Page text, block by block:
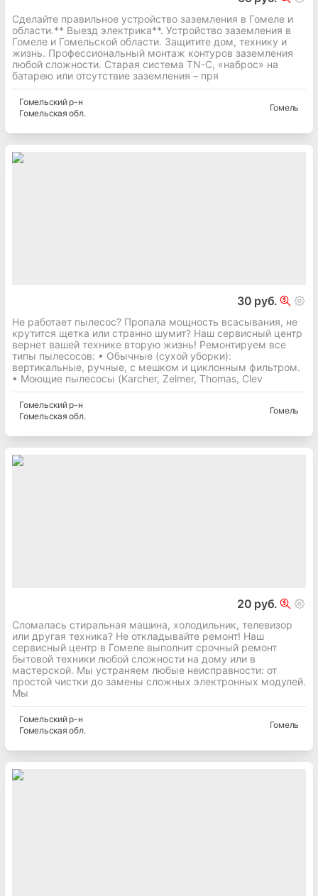
Сделайте правильное устройство заземления в Гомеле и
области.** Выезд электрика**. Устройство заземления в
Гомеле и Гомельской области. Защитите дом, технику и
жизнь. Профессиональный монтаж контуров заземления
любой сложности. Старая система TN-C, «наброс» на
батарею или отсутствие заземления – пря
Гомельскийр-н
Гомельская обл.
Гомель
30 руб.
Не работает пылесос? Пропала мощность всасывания, не
крутится щетка или странно шумит? Наш сервисный центр
вернет вашей технике вторую жизнь! Ремонтируем все
типы пылесосов: • Обычные (сухой уборки):
вертикальные, ручные, с мешком и циклонным фильтром.
• Моющие пылесосы (Karcher, Zelmer, Thomas, Clev
Гомельскийр-н
Гомельская обл.
Гомель
20 руб.
Сломалась стиральная машина, холодильник, телевизор
или другая техника? Не откладывайте ремонт! Наш
сервисный центр в Гомеле выполнит срочный ремонт
бытовой техники любой сложности на дому или в
мастерской. Мы устраняем любые неисправности: от
простой чистки до замены сложных электронных модулей.
Мы
Гомельскийр-н
Гомельская обл.
Гомель